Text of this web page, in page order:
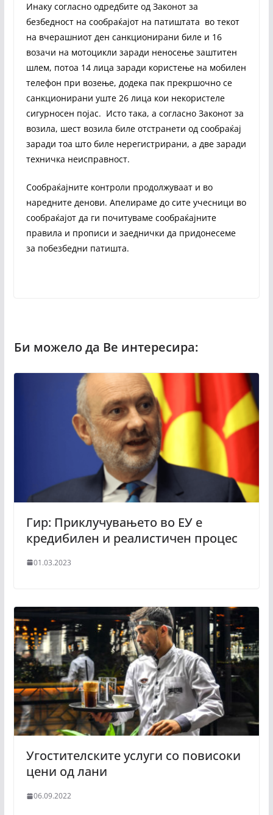
Инаку согласно одредбите од Законот за
безбедност на сообраќајот на патиштата во текот
на вчерашниот ден санкционирани биле и 16
возачи на мотоцикли заради неносење заштитен
шлем, потоа 14 лица заради користење на мобилен
телефон при возење, додека пак прекршочно се
санкционирани уште 26 лица кои некористеле
сигурносен појас. Исто така, а согласно Законот за
возила, шест возила биле отстранети од сообраќај
заради тоа што биле нерегистрирани, а две заради
техничка неисправност.
Сообраќајните контроли продолжуваат и во
наредните денови. Апелираме до сите учесници во
сообраќајот да ги почитуваме сообраќајните
правила и прописи и заеднички да придонесеме
за побезбедни патишта.
Гир: Приклучувањето во ЕУ е
кредибилен и реалистичен процес
01.03.2023
Угостителските услуги со повисоки
цени од лани
06.09.2022